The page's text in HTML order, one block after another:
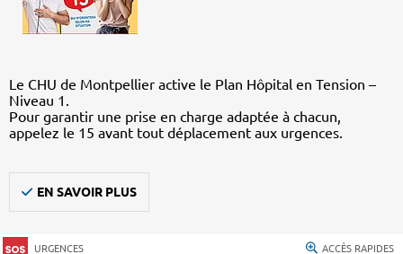
Le CHU de Montpellier active le Plan Hôpital en Tension –
Niveau 1.
Pour garantir une prise en charge adaptée à chacun,
appelez le 15 avant tout déplacement aux urgences.
EN SAVOIR PLUS
URGENCES ACCÈS RAPIDES